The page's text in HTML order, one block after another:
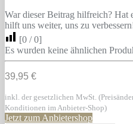
War dieser Beitrag hilfreich? Hat
hilft uns weiter, uns zu
[0 /0]
Es wurden keine ähnlichen
39,95 €
inkl. der gesetzlichen MwSt.
Konditionen im Anbieter-Shop)
Jetzt zum Anbietershop